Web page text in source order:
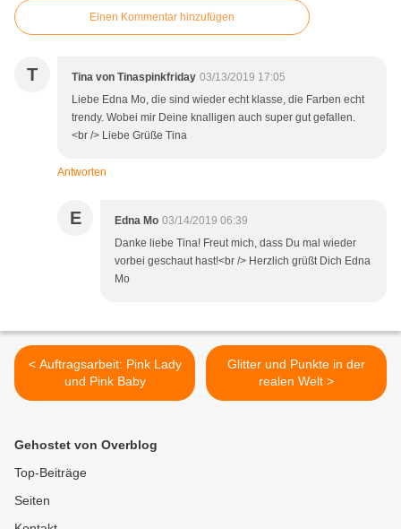
Einen Kommentar hinzufügen
T Tina von Tinaspinkfriday 03/13/2019 17:05
Liebe Edna Mo, die sind wieder echt klasse, die Farben echt
trendy. Wobei mir Deine knalligen auch super gut gefallen.
<br /> Liebe Grüße Tina
Antworten
E Edna Mo 03/14/2019 06:39
Danke liebe Tina! Freut mich, dass Du mal wieder
vorbei geschaut hast!<br /> Herzlich grüßt Dich Edna
Mo
< Auftragsarbeit: Pink Lady
und Pink Baby
Glitter und Punkte in der
realen Welt >
Gehostet von Overblog
Top-Beiträge
Seiten